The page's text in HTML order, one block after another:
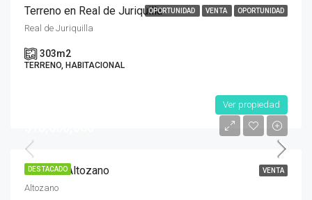
OPORTUNIDAD VENTA OPORTUNIDAD
Terreno en Real de Juriquilla
Real de Juriquilla
303m2
TERRENO, HABITACIONAL
Ver propiedad
DESTACADO VENTA
Casa en Altozano
Altozano